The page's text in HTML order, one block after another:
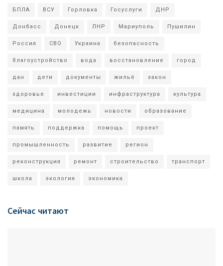
БПЛА ВСУ Горловка Госуслуги ДНР
Донбасс Донецк ЛНР Мариуполь Пушилин
Россия СВО Украина безопасность
благоустройство вода восстановление город
дан дети документы жильё закон
здоровье инвестиции инфраструктура культура
медицина молодежь новости образование
память поддержка помощь проект
промышленность развитие регион
реконструкция ремонт строительство транспорт
школа экология экономика
Сейчас читают